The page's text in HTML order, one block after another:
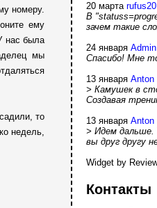
номеру.
ему
нас была
мы
то
недель,
20 марта
В
зачем такие
24 январяAdmin
Спасибо! Мне
13 январяAnton
> Камушек в
Создавая
13 январяAnton
> Идем дальше.
вы друг другу
Widget by
Контакты